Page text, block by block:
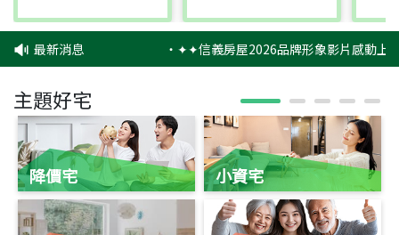
最新消息 ‧✦✦信義房屋2026品牌形象影片感動上
主題好宅
降價宅 小資宅